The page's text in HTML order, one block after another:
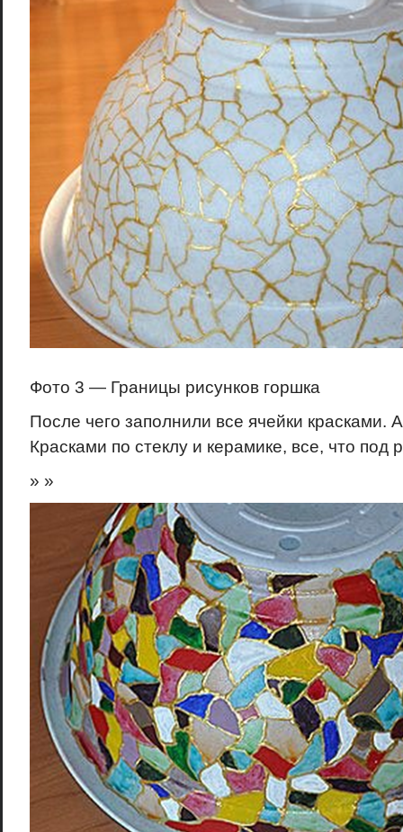
Фото 3 — Границы рисунков горшка
После чего заполнили все ячейки красками.
Красками по стеклу и керамике, все, что под
» »